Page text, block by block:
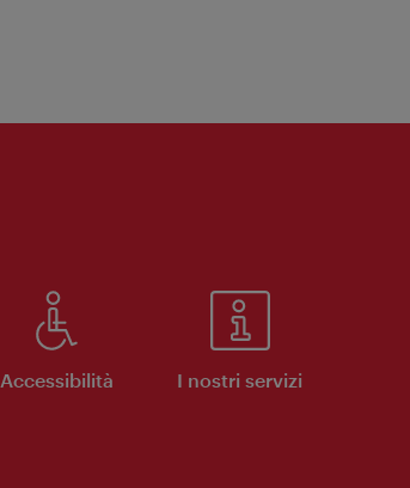
Accessibilità I nostri servizi